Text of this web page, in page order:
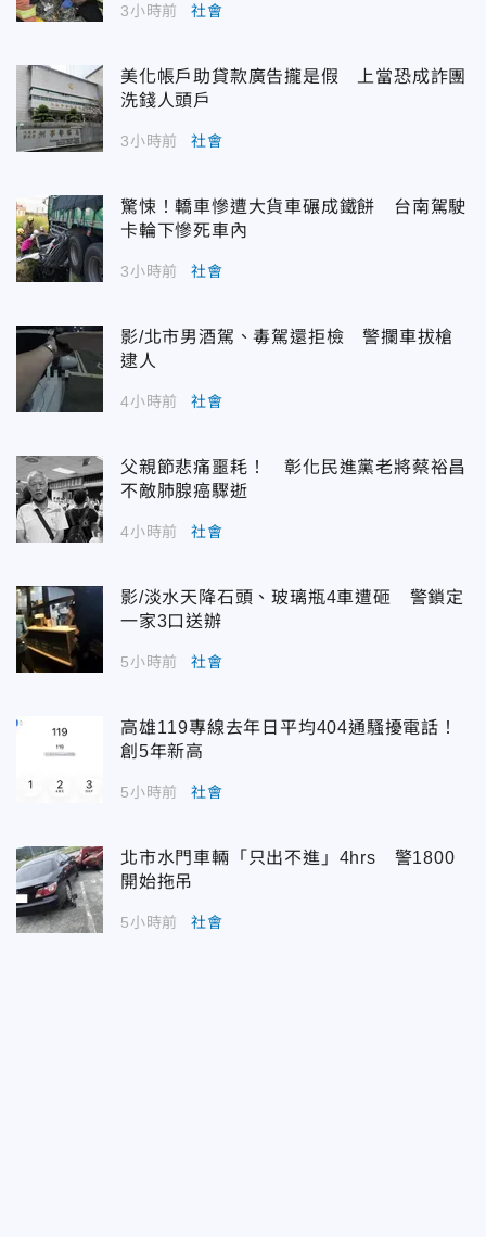
3小時前 社會
美化帳戶助貸款廣告攏是假 上當恐成詐團
洗錢人頭戶
3小時前 社會
驚悚！轎車慘遭大貨車碾成鐵餅 台南駕駛
卡輪下慘死車內
3小時前 社會
影/北市男酒駕、毒駕還拒檢 警攔車拔槍
逮人
4小時前 社會
父親節悲痛噩耗！ 彰化民進黨老將蔡裕昌
不敵肺腺癌驟逝
4小時前 社會
影/淡水天降石頭、玻璃瓶4車遭砸 警鎖定
一家3口送辦
5小時前 社會
高雄119專線去年日平均404通騷擾電話！
創5年新高
5小時前 社會
北市水門車輛「只出不進」4hrs 警1800
開始拖吊
5小時前 社會